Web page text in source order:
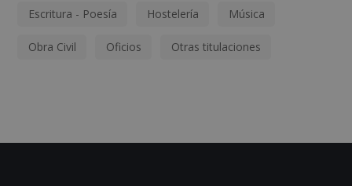
Escritura - Poesía Hostelería Música
Obra Civil Oficios Otras titulaciones